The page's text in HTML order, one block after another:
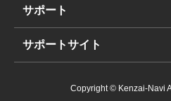
サポート
サポートサイト
Copyright © Kenzai-Navi